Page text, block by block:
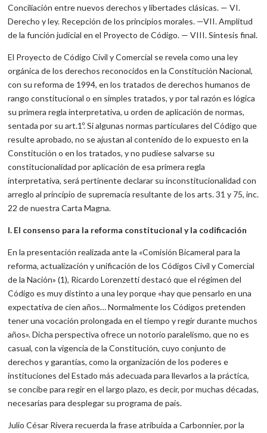
Conciliación entre nuevos derechos y libertades clásicas. — VI.
Derecho y ley. Recepción de los principios morales. —VII. Amplitud
de la función judicial en el Proyecto de Código. — VIII. Síntesis final.
El Proyecto de Código Civil y Comercial se revela como una ley
orgánica de los derechos reconocidos en la Constitución Nacional,
con su reforma de 1994, en los tratados de derechos humanos de
rango constitucional o en simples tratados, y por tal razón es lógica
su primera regla interpretativa, u orden de aplicación de normas,
sentada por su art.1º. Si algunas normas particulares del Código que
resulte aprobado, no se ajustan al contenido de lo expuesto en la
Constitución o en los tratados, y no pudiese salvarse su
constitucionalidad por aplicación de esa primera regla
interpretativa, será pertinente declarar su inconstitucionalidad con
arreglo al principio de supremacía resultante de los arts. 31 y 75, inc.
22 de nuestra Carta Magna.
I. El consenso para la reforma constitucional y la codificación
En la presentación realizada ante la «Comisión Bicameral para la
reforma, actualización y unificación de los Códigos Civil y Comercial
de la Nación» (1), Ricardo Lorenzetti destacó que el régimen del
Código es muy distinto a una ley porque «hay que pensarlo en una
expectativa de cien años… Normalmente los Códigos pretenden
tener una vocación prolongada en el tiempo y regir durante muchos
años». Dicha perspectiva ofrece un notorio paralelismo, que no es
casual, con la vigencia de la Constitución, cuyo conjunto de
derechos y garantías, como la organización de los poderes e
instituciones del Estado más adecuada para llevarlos a la práctica,
se concibe para regir en el largo plazo, es decir, por muchas décadas,
necesarias para desplegar su programa de país.
Julio César Rivera recuerda la frase atribuida a Carbonnier, por la